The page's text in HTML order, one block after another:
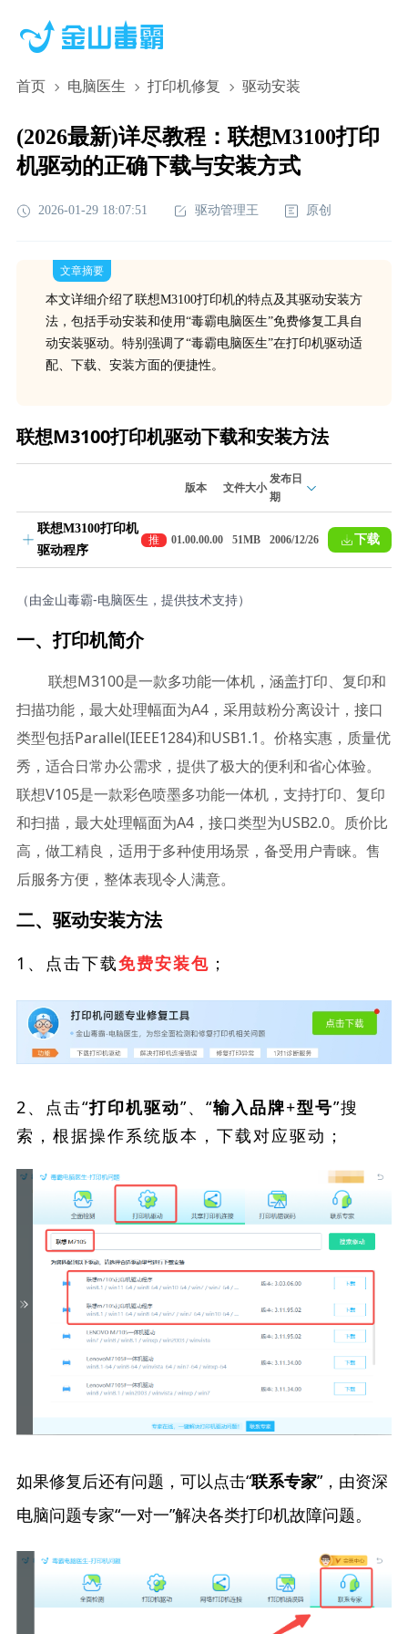
首页 电脑医生 打印机修复 驱动安装
(2026最新)详尽教程：联想M3100打印
机驱动的正确下载与安装方式
2026-01-29 18:07:51 驱动管理王 原创
文章摘要
本文详细介绍了联想M3100打印机的特点及其驱动安装方
法，包括手动安装和使用“毒霸电脑医生”免费修复工具自
动安装驱动。特别强调了“毒霸电脑医生”在打印机驱动适
配、下载、安装方面的便捷性。
联想M3100打印机驱动下载和安装方法
版本 文件大小
发布日
期
联想M3100打印机
驱动程序
推
荐
01.00.00.00 51MB 2006/12/26 下载
（由金山毒霸-电脑医生，提供技术支持）
一、打印机简介
联想M3100是一款多功能一体机，涵盖打印、复印和
扫描功能，最大处理幅面为A4，采用鼓粉分离设计，接口
类型包括Parallel(IEEE1284)和USB1.1。价格实惠，质量优
秀，适合日常办公需求，提供了极大的便利和省心体验。
联想V105是一款彩色喷墨多功能一体机，支持打印、复印
和扫描，最大处理幅面为A4，接口类型为USB2.0。质价比
高，做工精良，适用于多种使用场景，备受用户青睐。售
后服务方便，整体表现令人满意。
二、驱动安装方法
1、点击下载免费安装包 ；
2、点击“打印机驱动”、“输入品牌+型号”搜
索，根据操作系统版本，下载对应驱动；
如果修复后还有问题，可以点击“联系专家”，由资深
电脑问题专家“一对一”解决各类打印机故障问题。